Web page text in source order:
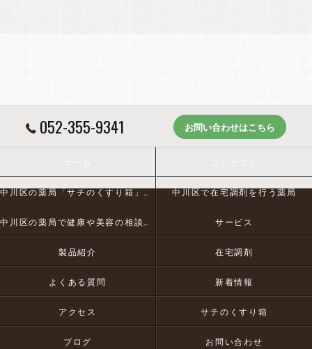
052-355-9341 お問い合わせはこちら
中川区の薬局「サチのくすり箱」とは 中川区で在宅調剤を行う薬局
サービス
製品紹介 在宅調剤
よくある質問 新着情報
アクセス サチのくすり箱
ブログ お問い合わせ